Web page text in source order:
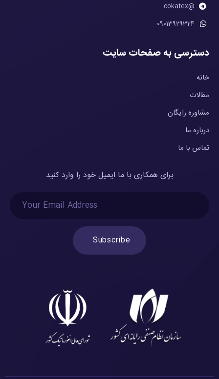
@cokatex
09013929324
دسترسی به صفحات سایت
خانه
مقالات
مشاوره رایگان
درباره ما
تماس با ما
برای همکاری با ما ایمیل خود را وارد کنید